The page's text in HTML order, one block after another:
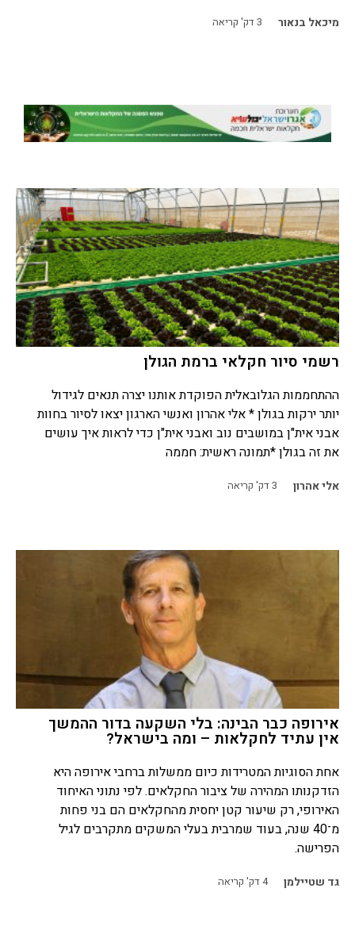
מיכאל בנאור 3דק' קריאה
רשמי סיור חקלאי ברמת הגולן
ההתחממות הגלובאלית הפוקדת אותנו יצרה תנאים לגידול
יותר ירקות בגולן * אלי אהרון ואנשי הארגון יצאו לסיור בחוות
אבני אית"ן במושבים נוב ואבני אית"ן כדי לראות איך עושים
את זה בגולן *תמונה ראשית: חממה
אלי אהרון 3דק' קריאה
אירופה כבר הבינה: בלי השקעה בדור ההמשך
אין עתיד לחקלאות – ומה בישראל?
אחת הסוגיות המטרידות כיום ממשלות ברחבי אירופה היא
הזדקנותו המהירה של ציבור החקלאים. לפי נתוני האיחוד
האירופי, רק שיעור קטן יחסית מהחקלאים הם בני פחות
מ־40 שנה, בעוד שמרבית בעלי המשקים מתקרבים לגיל
הפרישה.
גד שטיילמן 4דק' קריאה